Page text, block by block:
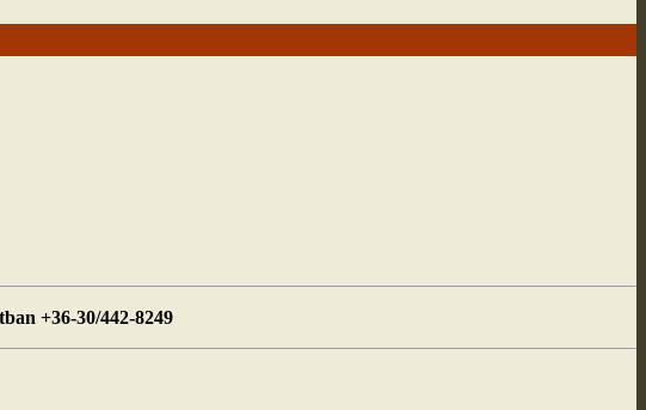
+36-30/442-8249